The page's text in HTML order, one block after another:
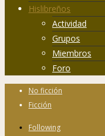
Hislibreños
Actividad
Grupos
Miembros
Foro
No ficción
Ficción
Following